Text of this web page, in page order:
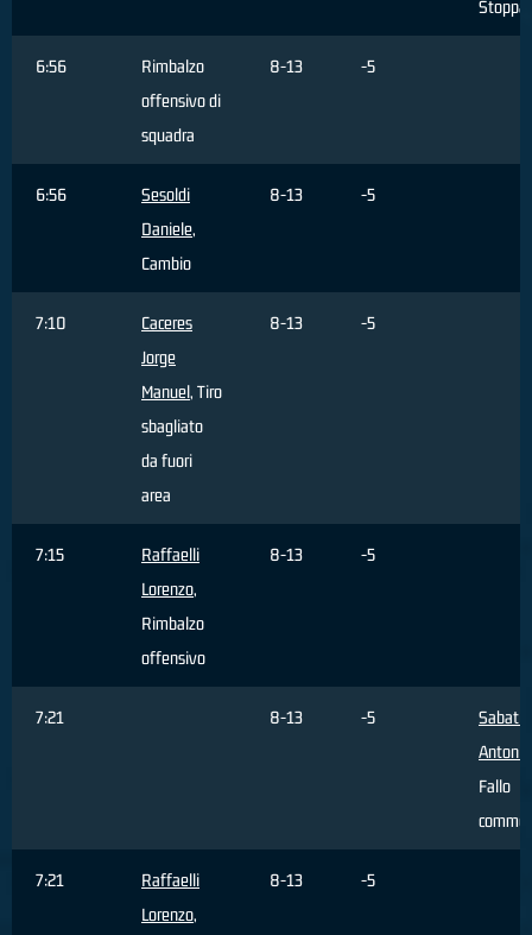
6:56
Rimbalzo
offensivo di
squadra
8-13 -5
6:56
Sesoldi
Daniele,
Cambio
8-13 -5
7:10
Caceres
Jorge
Manuel, Tiro
sbagliato
da fuori
area
8-13 -5
7:15
Raffaelli
Lorenzo,
Rimbalzo
offensivo
8-13 -5
7:21 8-13 -5
Fallo
7:21
Raffaelli
Lorenzo,
8-13 -5